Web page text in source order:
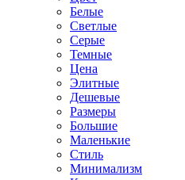
Белые
Светлые
Серые
Темные
Цена
Элитные
Дешевые
Размеры
Большие
Маленькие
Стиль
Минимализм